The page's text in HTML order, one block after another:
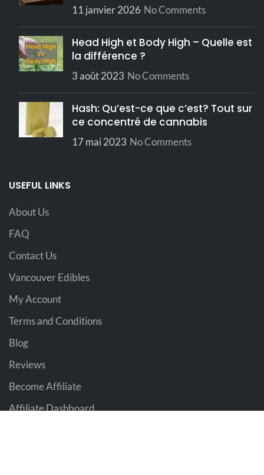
11 janvier 2026 No Comments
Head High et Body High – Quelle est
la différence ?
3 août 2023 No Comments
Hash: Qu’est-ce que c’est? Tout sur
ce concentré de cannabis
17 mai 2023 No Comments
USEFUL LINKS
About Us
FAQ
Contact Us
Vancouver Edibles
My Account
Terms and Conditions
Blog
Reviews
Become Affiliate
Affiliate Dashboard